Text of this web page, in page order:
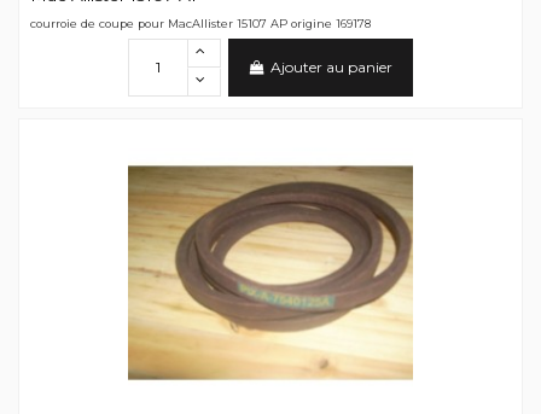
courroie de coupe pour MacAllister 15107 AP origine 169178
Ajouter au panier